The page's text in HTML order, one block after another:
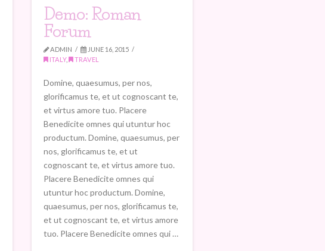
Demo: Roman
Forum
ADMIN
JUNE 16, 2015
ITALY, TRAVEL
Domine, quaesumus, per nos,
glorificamus te, et ut cognoscant te,
et virtus amore tuo. Placere
Benedicite omnes qui utuntur hoc
productum. Domine, quaesumus, per
nos, glorificamus te, et ut
cognoscant te, et virtus amore tuo.
Placere Benedicite omnes qui
utuntur hoc productum. Domine,
quaesumus, per nos, glorificamus te,
et ut cognoscant te, et virtus amore
tuo. Placere Benedicite omnes qui …